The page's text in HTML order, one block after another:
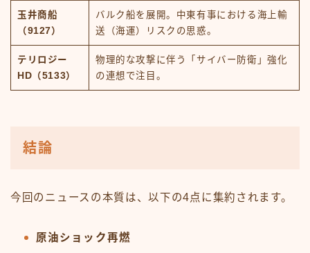
玉井商船
（9127）
バルク船を展開。中東有事における海上輸
送（海運）リスクの思惑。
テリロジー
HD（5133）
物理的な攻撃に伴う「サイバー防衛」強化
の連想で注目。
結論
今回のニュースの本質は、以下の4点に集約されます。
原油ショック再燃